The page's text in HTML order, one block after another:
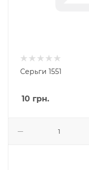
Серьги 1551
10 грн.